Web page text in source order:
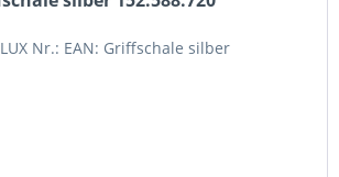
Nr.: EAN: Griffschale silber